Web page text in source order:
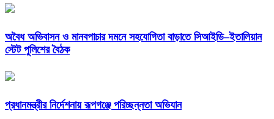
অবৈধ অভিবাসন ও মানবপাচার দমনে সহযোগিতা বাড়াতে সিআইডি–ইতালিয়ান
স্টেট পুলিশের বৈঠক
প্রধানমন্ত্রীর নির্দেশনায় রূপগঞ্জে পরিচ্ছন্নতা অভিযান